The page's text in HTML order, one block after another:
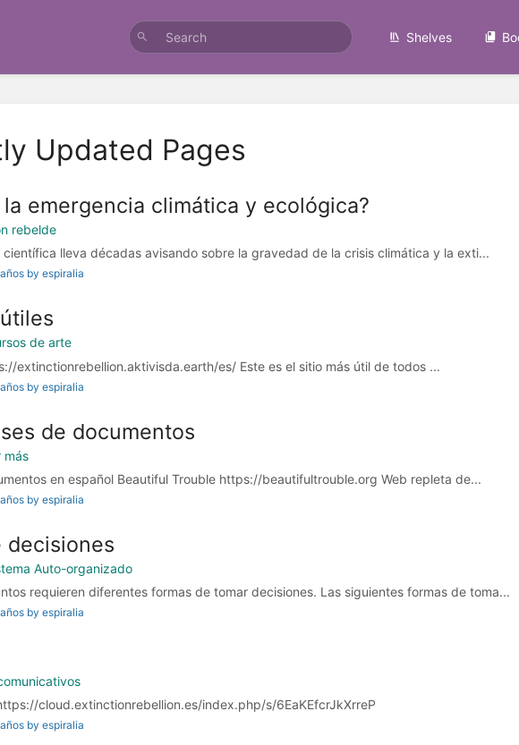
Shelves
Updated Pages
la emergencia climática y ecológica?
rebelde
científica lleva décadas avisando sobre la gravedad de la crisis climática y la exti...
by espiralia
de arte
extinctionrebellion.aktivisda.earth/es/ Este es el sitio más útil de todos ...
by espiralia
de documentos
más
en español Beautiful Trouble https://beautifultrouble.org Web repleta de...
by espiralia
decisiones
Auto-organizado
requieren diferentes formas de tomar decisiones. Las siguientes formas de toma...
by espiralia
cloud.extinctionrebellion.es/index.php/s/6EaKEfcrJkXrreP
by espiralia